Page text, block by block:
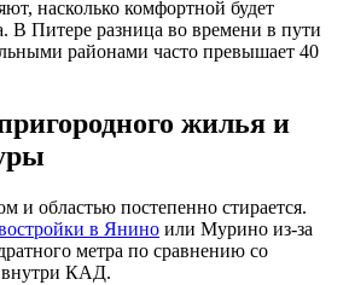
насколько комфортной будет
В Питере разница во времени в пути
районами часто превышает 40
жилья и
и областью постепенно стирается.
в Янино или Мурино из-за
метра по сравнению со
внутри КАД.